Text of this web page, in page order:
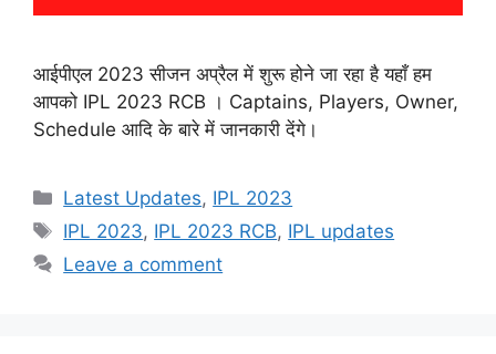
आईपीएल 2023 सीजन अप्रैल में शुरू होने जा रहा है यहाँ हम
आपको IPL 2023 RCB । Captains, Players, Owner,
Schedule आदि के बारे में जानकारी देंगे।
Categories
Latest Updates, IPL 2023
Tags
IPL 2023, IPL 2023 RCB, IPL updates
Leave a comment